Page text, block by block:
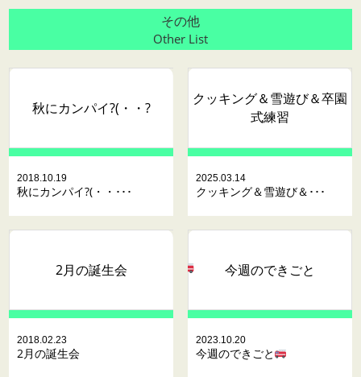
その他
Other List
秋にカンパイ?(・・?
2018.10.19
秋にカンパイ?(・・･･･
クッキング＆雪遊び＆卒園
式練習
2025.03.14
クッキング＆雪遊び＆･･･
2月の誕生会
2018.02.23
2月の誕生会
今週のできごと
2023.10.20
今週のできごと